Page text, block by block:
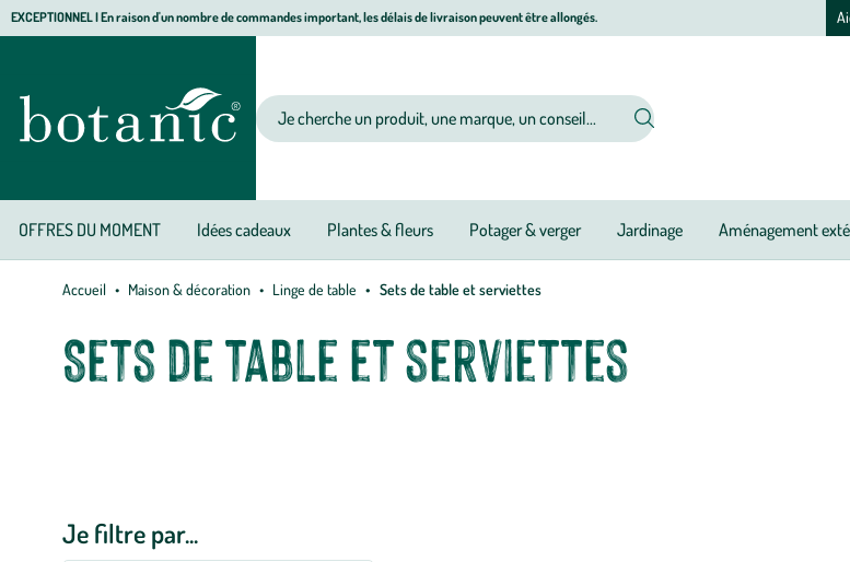
Aller
navigation
Aller
principal
Aller
de
page
EXCEPTIONNEL I En raison d'un nombre de commandes important, les délais de livraison peuvent être allongés.
animalerie,
décoration,
botanic®
Votre
recherche
OFFRES DU MOMENT Idées cadeaux Plantes & fleurs Potager & verger Jardinage Aménagement
Accueil Maison & décoration Linge de table Sets de table et serviettes
Sets de table et serviettes
Je filtre par...